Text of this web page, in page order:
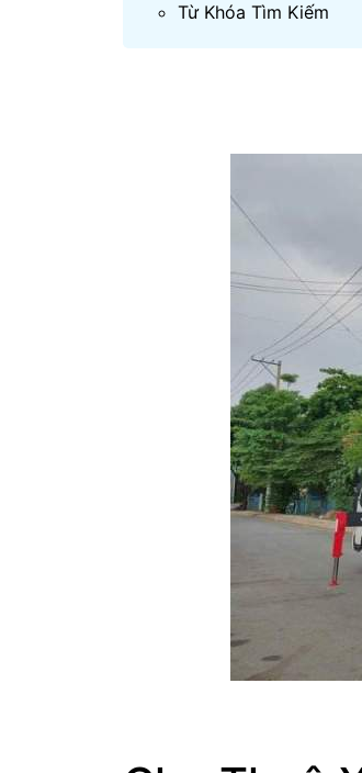
Từ Khóa Tìm Kiếm